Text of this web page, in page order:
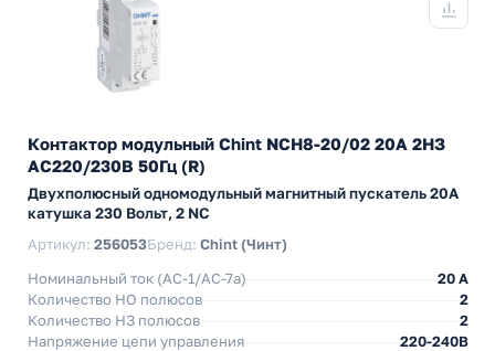
Контактор модульный Chint NCH8-20/02 20A 2НЗ
AC220/230В 50Гц (R)
Двухполюсный одномодульный магнитный пускатель 20А
катушка 230 Вольт, 2 NC
Артикул: 256053Бренд: Chint (Чинт)
Номинальный ток (АС-1/AC-7a)
20 A
Количество НO полюсов
2
Количество НЗ полюсов
2
Напряжение цепи управления
220-240В